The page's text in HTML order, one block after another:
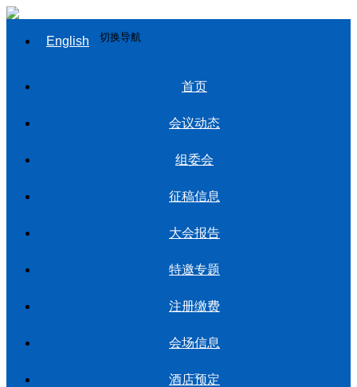
切换导航
English
首页
会议动态
组委会
征稿信息
大会报告
特邀专题
注册缴费
会场信息
酒店预定